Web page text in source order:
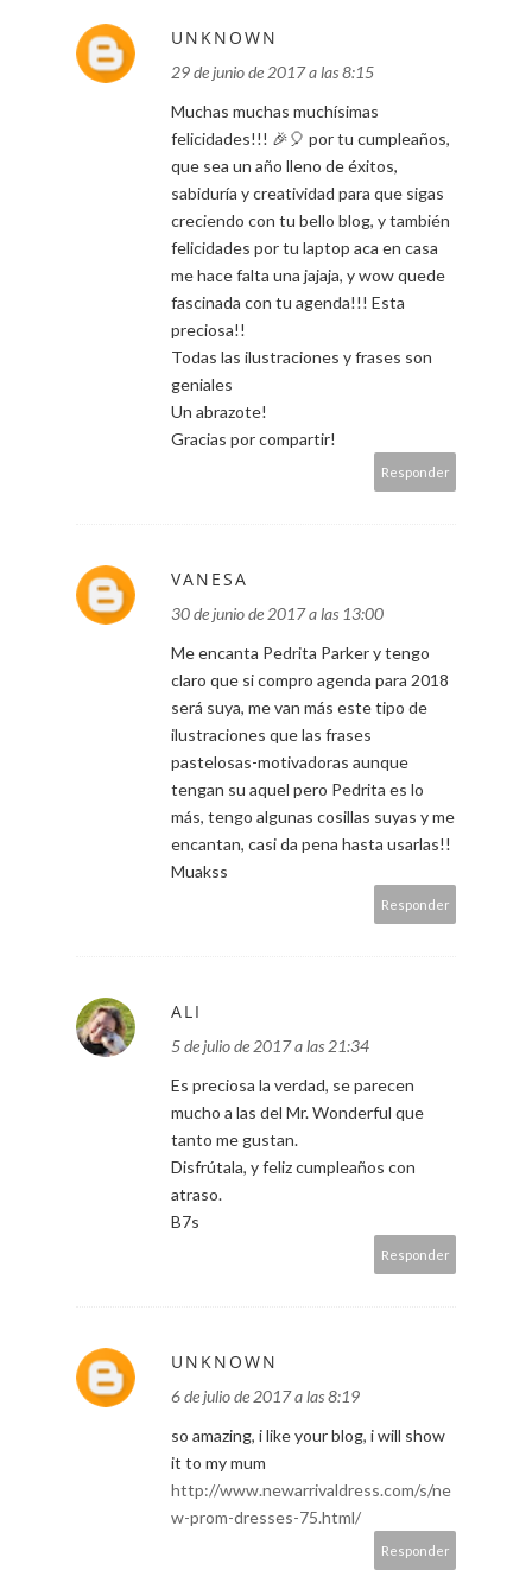
UNKNOWN
29 de junio de 2017 a las 8:15
Muchas muchas muchísimas
felicidades!!! 🎉🎈 por tu cumpleaños,
que sea un año lleno de éxitos,
sabiduría y creatividad para que sigas
creciendo con tu bello blog, y también
felicidades por tu laptop aca en casa
me hace falta una jajaja, y wow quede
fascinada con tu agenda!!! Esta
preciosa!!
Todas las ilustraciones y frases son
geniales
Un abrazote!
Gracias por compartir!
Responder
VANESA
30 de junio de 2017 a las 13:00
Me encanta Pedrita Parker y tengo
claro que si compro agenda para 2018
será suya, me van más este tipo de
ilustraciones que las frases
pastelosas-motivadoras aunque
tengan su aquel pero Pedrita es lo
más, tengo algunas cosillas suyas y me
encantan, casi da pena hasta usarlas!!
Muakss
Responder
ALI
5 de julio de 2017 a las 21:34
Es preciosa la verdad, se parecen
mucho a las del Mr. Wonderful que
tanto me gustan.
Disfrútala, y feliz cumpleaños con
atraso.
B7s
Responder
UNKNOWN
6 de julio de 2017 a las 8:19
so amazing, i like your blog, i will show
it to my mum
http://www.newarrivaldress.com/s/ne
w-prom-dresses-75.html/
Responder